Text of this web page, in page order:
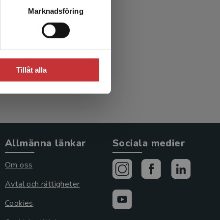
Marknadsföring
Tillåt alla
och
Allmänna länkar
Om oss
Avtal och rättigheter
Cookies
Sociala medier